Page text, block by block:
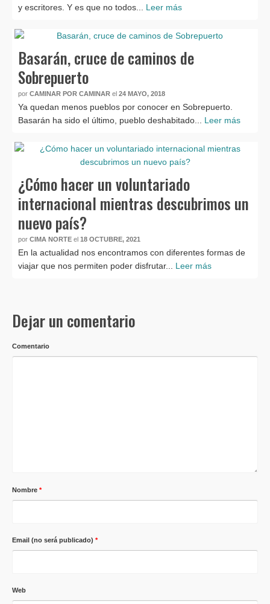
y escritores. Y es que no todos... Leer más
Basarán, cruce de caminos de
Sobrepuerto
por CAMINAR POR CAMINAR el 24 MAYO, 2018
Ya quedan menos pueblos por conocer en Sobrepuerto.
Basarán ha sido el último, pueblo deshabitado... Leer más
¿Cómo hacer un voluntariado
internacional mientras descubrimos un
nuevo país?
por CIMA NORTE el 18 OCTUBRE, 2021
En la actualidad nos encontramos con diferentes formas de
viajar que nos permiten poder disfrutar... Leer más
Dejar un comentario
Comentario
Nombre *
Email (no será publicado) *
Web